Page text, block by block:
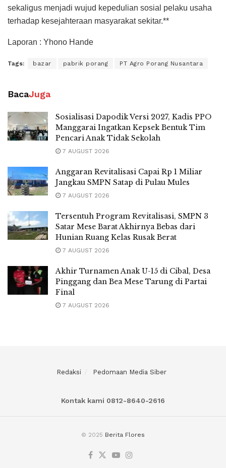
sekaligus menjadi wujud kepedulian sosial pelaku usaha
terhadap kesejahteraan masyarakat sekitar.**
Laporan : Yhono Hande
Tags: bazar pabrik porang PT Agro Porang Nusantara
BacaJuga
Sosialisasi Dapodik Versi 2027, Kadis PPO
Manggarai Ingatkan Kepsek Bentuk Tim
Pencari Anak Tidak Sekolah
7 AUGUST 2026
Anggaran Revitalisasi Capai Rp 1 Miliar
Jangkau SMPN Satap di Pulau Mules
7 AUGUST 2026
Tersentuh Program Revitalisasi, SMPN 3
Satar Mese Barat Akhirnya Bebas dari
Hunian Ruang Kelas Rusak Berat
7 AUGUST 2026
Akhir Turnamen Anak U-15 di Cibal, Desa
Pinggang dan Bea Mese Tarung di Partai
Final
7 AUGUST 2026
Redaksi Pedomaan Media Siber
Kontak kami 0812-8640-2616
© 2025 Berita Flores